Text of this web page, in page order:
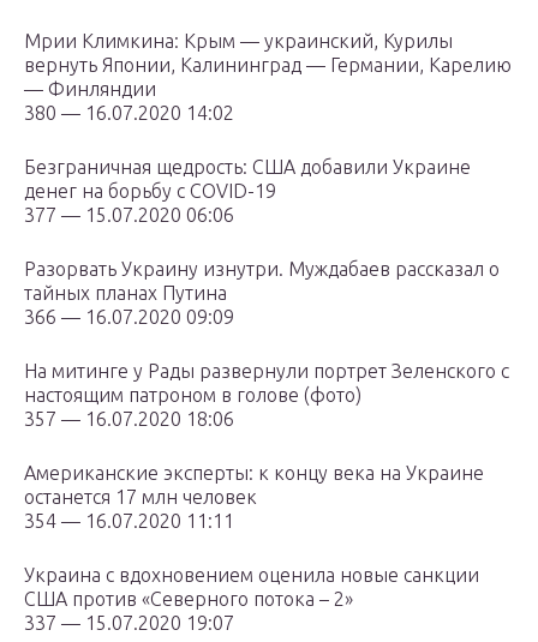
Мрии Климкина: Крым — украинский, Курилы
вернуть Японии, Калининград — Германии, Карелию
— Финляндии
380 — 16.07.2020 14:02
Безграничная щедрость: США добавили Украине
денег на борьбу с COVID-19
377 — 15.07.2020 06:06
Разорвать Украину изнутри. Муждабаев рассказал о
тайных планах Путина
366 — 16.07.2020 09:09
На митинге у Рады развернули портрет Зеленского с
настоящим патроном в голове (фото)
357 — 16.07.2020 18:06
Американские эксперты: к концу века на Украине
останется 17 млн человек
354 — 16.07.2020 11:11
Украина с вдохновением оценила новые санкции
США против «Северного потока – 2»
337 — 15.07.2020 19:07